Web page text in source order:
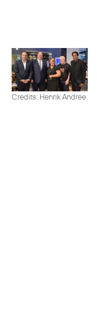
Credits: Henrik Andree